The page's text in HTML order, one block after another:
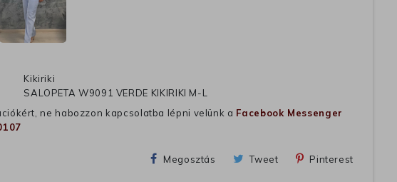
Kikiriki
SALOPETA W9091 VERDE KIKIRIKI M-L
ne habozzon kapcsolatba lépni velünk a Facebook Messenger
Megosztás Tweet Pinterest